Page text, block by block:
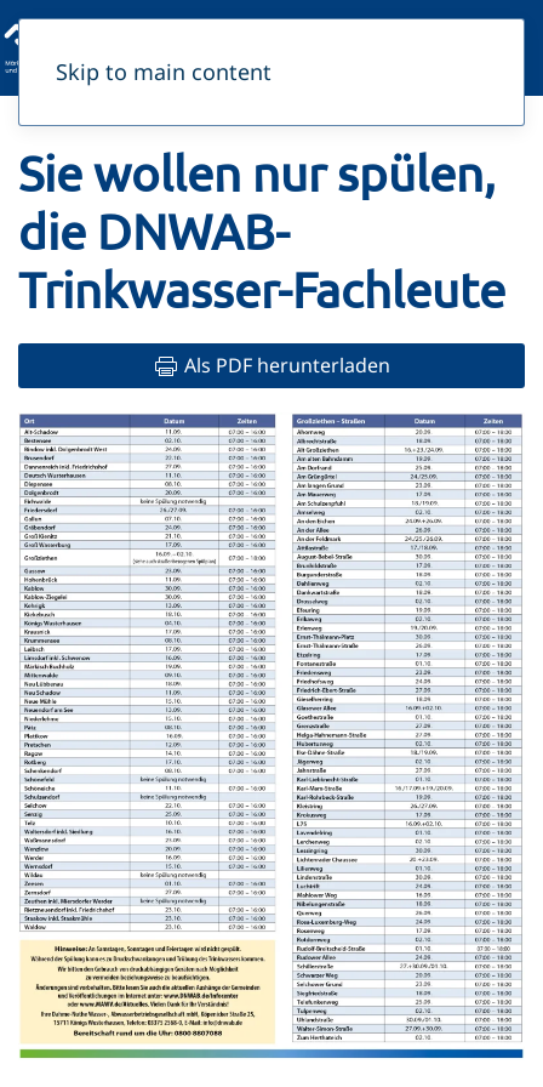
Skip to main content
Sie wollen nur spülen,
die DNWAB-
Trinkwasser-Fachleute
Als PDF herunterladen